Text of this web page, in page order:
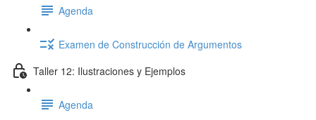
Agenda
Examen de Construcción de Argumentos
Taller 12: Ilustraciones y Ejemplos
Agenda